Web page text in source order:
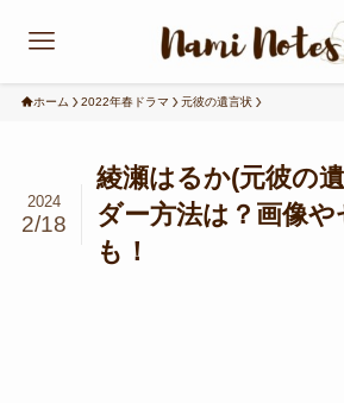
ホーム 2022年春ドラマ 元彼の遺言状
綾瀬はるか(元彼の
ダー方法は？画像
も！
2024
2/18